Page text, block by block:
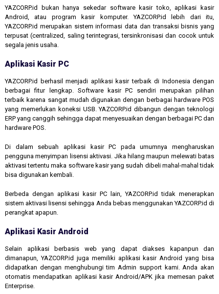
YAZCORP.id bukan hanya sekedar software kasir toko, aplikasi kasir
Android, atau program kasir komputer. YAZCORP.id lebih dari itu,
YAZCORP.id merupakan sistem informasi data dan transaksi bisnis yang
terpusat (centralized, saling terintegrasi, tersinkronisasi dan cocok untuk
segala jenis usaha.
Aplikasi Kasir PC
YAZCORP.id berhasil menjadi aplikasi kasir terbaik di Indonesia dengan
berbagai fitur lengkap. Software kasir PC sendiri merupakan pilihan
terbaik karena sangat mudah digunakan dengan berbagai hardware POS
yang memerlukan koneksi USB. YAZCORP.id dibangun dengan teknologi
ERP yang canggih sehingga dapat menyesuaikan dengan berbagai PC dan
hardware POS.
Di dalam sebuah aplikasi kasir PC pada umumnya mengharuskan
pengguna menyimpan lisensi aktivasi. Jika hilang maupun melewati batas
aktivasi tertentu maka software kasir yang sudah dibeli mahal-mahal tidak
bisa digunakan kembali.
Berbeda dengan aplikasi kasir PC lain, YAZCORP.id tidak menerapkan
sistem aktivasi lisensi sehingga Anda bebas menggunakan YAZCORP.id di
perangkat apapun.
Aplikasi Kasir Android
Selain aplikasi berbasis web yang dapat diakses kapanpun dan
dimanapun, YAZCORP.id juga memiliki aplikasi kasir Android yang bisa
didapatkan dengan menghubungi tim Admin support kami. Anda akan
otomatis mendapatkan aplikasi kasir Android/APK jika memesan paket
Enterprise.